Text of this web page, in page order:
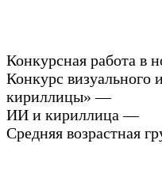
Конкурсная работа в
Конкурс визуального
кириллицы» —
ИИ и кириллица —
Средняя возрастная